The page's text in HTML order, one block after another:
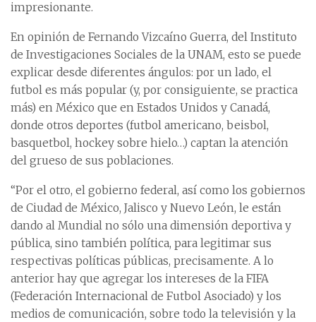
impresionante.
En opinión de Fernando Vizcaíno Guerra, del Instituto
de Investigaciones Sociales de la UNAM, esto se puede
explicar desde diferentes ángulos: por un lado, el
futbol es más popular (y, por consiguiente, se practica
más) en México que en Estados Unidos y Canadá,
donde otros deportes (futbol americano, beisbol,
basquetbol, hockey sobre hielo…) captan la atención
del grueso de sus poblaciones.
“Por el otro, el gobierno federal, así como los gobiernos
de Ciudad de México, Jalisco y Nuevo León, le están
dando al Mundial no sólo una dimensión deportiva y
pública, sino también política, para legitimar sus
respectivas políticas públicas, precisamente. A lo
anterior hay que agregar los intereses de la FIFA
(Federación Internacional de Futbol Asociado) y los
medios de comunicación, sobre todo la televisión y la